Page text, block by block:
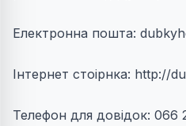
Електронна пошта:
Інтернет стоірнка: http://
Телефон для довідок: 066